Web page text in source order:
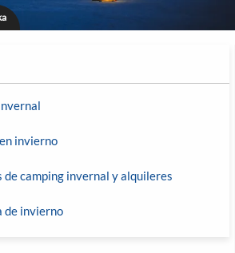
invierno
de camping invernal y alquileres
de invierno